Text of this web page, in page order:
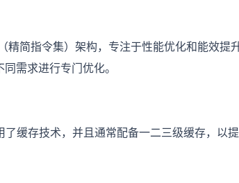
精简指令集）架构，专注于性能优化和能效
需求进行专门优化。
缓存技术，并且通常配备一二三级缓存，以